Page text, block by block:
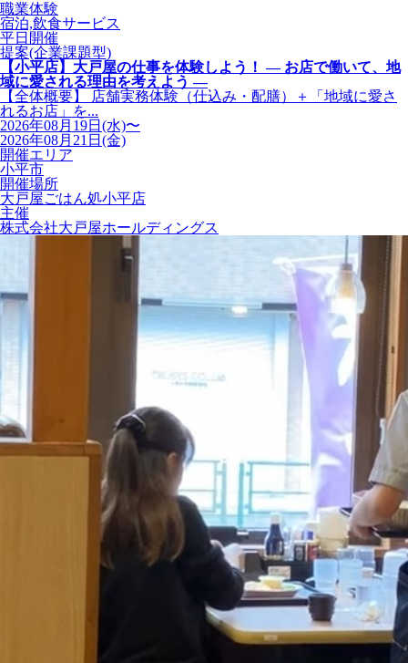
職業体験
宿泊,飲食サービス
平日開催
提案(企業課題型)
【小平店】大戸屋の仕事を体験しよう！ ― お店で働いて、地
域に愛される理由を考えよう ―
【全体概要】 店舗実務体験（仕込み・配膳）＋「地域に愛さ
れるお店」を...
2026年08月19日(水)〜
2026年08月21日(金)
開催エリア
小平市
開催場所
大戸屋ごはん処小平店
主催
株式会社大戸屋ホールディングス